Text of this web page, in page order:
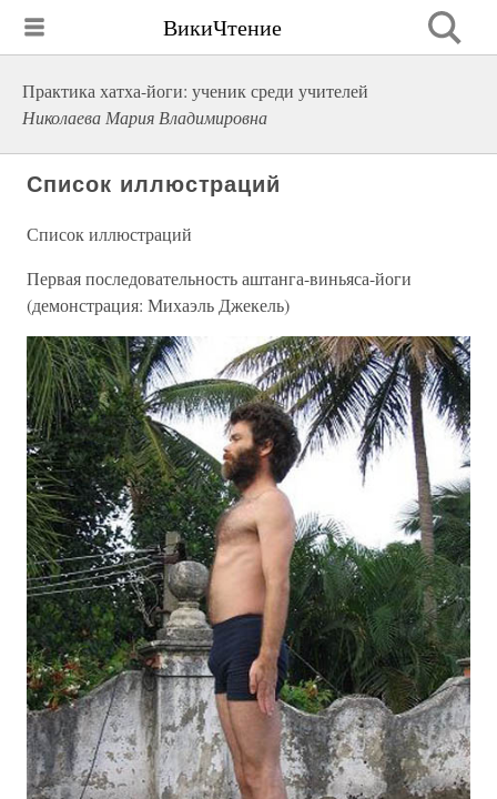
ВикиЧтение
Практика хатха-йоги: ученик среди учителей
Николаева Мария Владимировна
Список иллюстраций
Список иллюстраций
Первая последовательность аштанга-виньяса-йоги
(демонстрация: Михаэль Джекель)